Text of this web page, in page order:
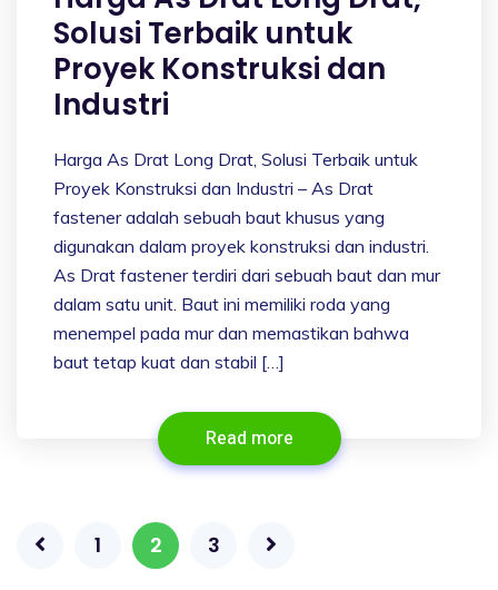
Solusi Terbaik untuk
Proyek Konstruksi dan
Industri
Harga As Drat Long Drat, Solusi Terbaik untuk
Proyek Konstruksi dan Industri – As Drat
fastener adalah sebuah baut khusus yang
digunakan dalam proyek konstruksi dan industri.
As Drat fastener terdiri dari sebuah baut dan mur
dalam satu unit. Baut ini memiliki roda yang
menempel pada mur dan memastikan bahwa
baut tetap kuat dan stabil […]
Read more
1 2 3